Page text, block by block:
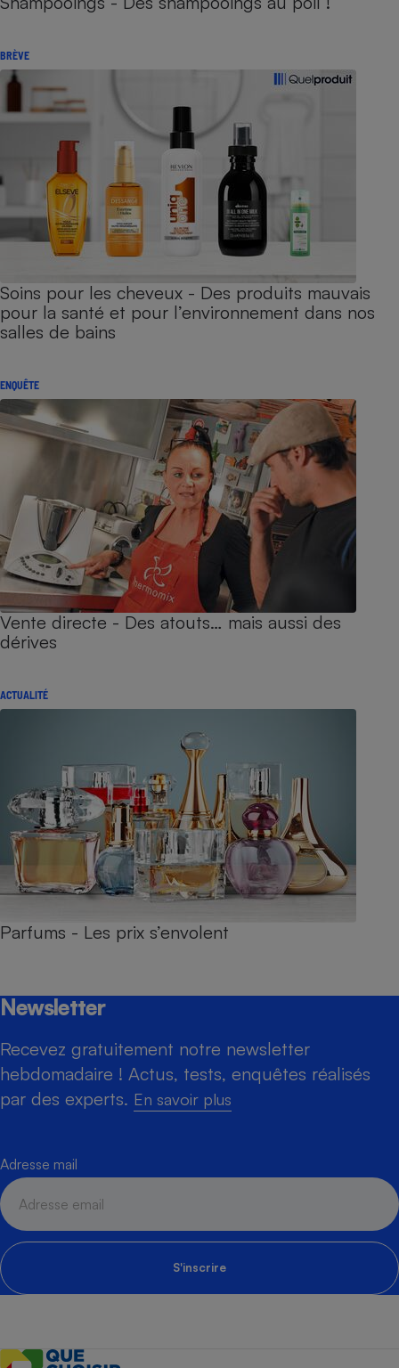
BRÈVE
Soins pour les cheveux - Des produits mauvais
pour la santé et pour l’environnement dans nos
salles de bains
ENQUÊTE
Vente directe - Des atouts… mais aussi des
dérives
ACTUALITÉ
Parfums - Les prix s’envolent
Newsletter
Recevez gratuitement notre newsletter
hebdomadaire ! Actus, tests, enquêtes réalisés
par des experts. En savoir plus
Adresse mail
S'inscrire